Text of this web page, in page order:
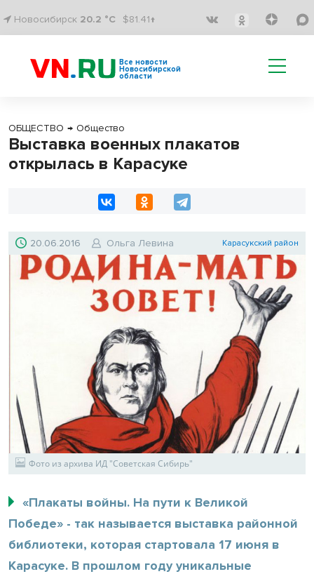
Новосибирск 20.2 °C $81.41↑
Все новости
Новосибирской
области
ОБЩЕСТВО → Общество
Выставка военных плакатов
открылась в Карасуке
20.06.2016 Ольга Левина Карасукский район
Фото из архива ИД "Советская Сибирь"
«Плакаты войны. На пути к Великой
Победе» - так называется выставка районной
библиотеки, которая стартовала 17 июня в
Карасуке. В прошлом году уникальные